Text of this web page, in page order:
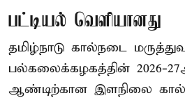
பட்டியல் வெளியானது
தமிழ்நாடு கால்நடை
பல்கலைக்கழகத்தின் 2026-
ஆண்டிற்கான இளநிலை